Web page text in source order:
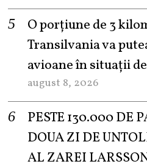
O porțiune de 3
Transilvania va
avioane în situații
august 8, 2026
PESTE 130.000 DE
DOUA ZI DE
AL ZAREI